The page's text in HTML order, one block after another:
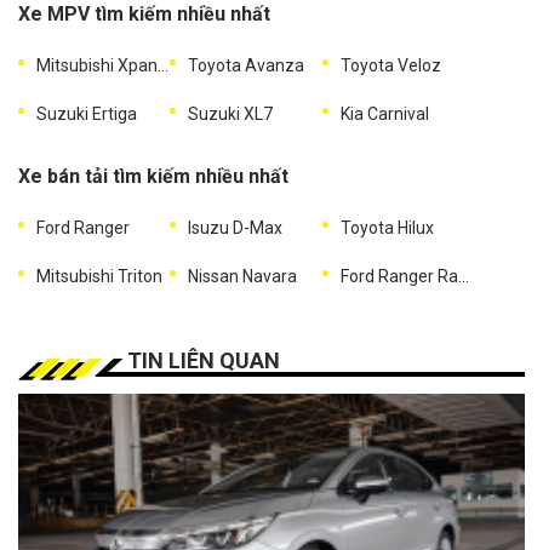
Xe MPV tìm kiếm nhiều nhất
Toyota Avanza Toyota Veloz
Suzuki Ertiga Suzuki XL7 Kia Carnival
Xe bán tải tìm kiếm nhiều nhất
Ford Ranger Isuzu D-Max Toyota Hilux
Mitsubishi Triton Nissan Navara
TIN LIÊN QUAN